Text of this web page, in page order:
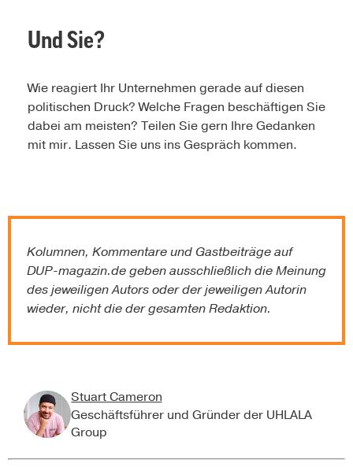
Und Sie?
Wie reagiert Ihr Unternehmen gerade auf diesen
politischen Druck? Welche Fragen beschäftigen Sie
dabei am meisten? Teilen Sie gern Ihre Gedanken
mit mir. Lassen Sie uns ins Gespräch kommen.
Kolumnen, Kommentare und Gastbeiträge auf
DUP-magazin.degeben ausschließlich die Meinung
des jeweiligen Autors oder der jeweiligen Autorin
wieder, nicht die der gesamten Redaktion.
Stuart Cameron
Geschäftsführer und Gründer der UHLALA
Group